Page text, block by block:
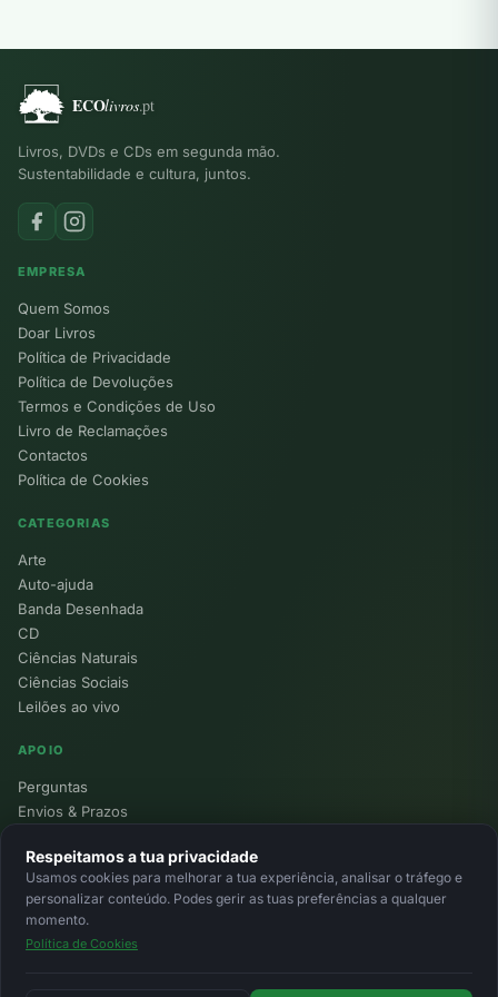
Livros, DVDs e CDs em segunda mão.
Sustentabilidade e cultura, juntos.
EMPRESA
Quem Somos
Doar Livros
Política de Privacidade
Política de Devoluções
Termos e Condições de Uso
Livro de Reclamações
Contactos
Política de Cookies
CATEGORIAS
Arte
Auto-ajuda
Banda Desenhada
CD
Ciências Naturais
Ciências Sociais
Leilões ao vivo
APOIO
Perguntas
Envios & Prazos
Devoluções
Minha Conta
© 2026 Ecolivros. Todos os direitos reservados.
Respeitamos a tua privacidade
Usamos cookies para melhorar a tua experiência, analisar o tráfego e
personalizar conteúdo. Podes gerir as tuas preferências a qualquer
momento.
Política de Cookies